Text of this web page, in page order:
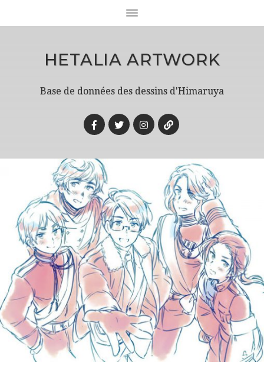
HETALIA ARTWORK
Base de données des dessins d'Himaruya